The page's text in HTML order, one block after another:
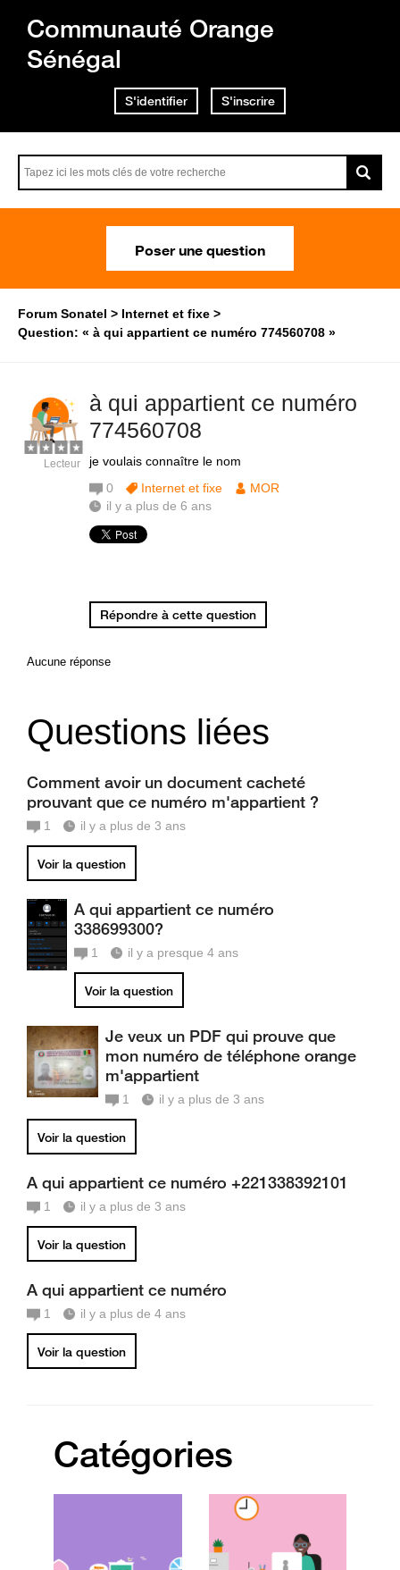
Communauté Orange
Sénégal
S'identifier S'inscrire
Poser une question
Forum Sonatel
Internet et fixe
Question: « à qui appartient ce numéro 774560708 »
à qui appartient ce numéro
774560708
je voulais connaître le nom
Lecteur
0 Internet et fixe
MOR
il y a plus de 6 ans
Répondre à cette question
Aucune réponse
Questions liées
Comment avoir un document cacheté
prouvant que ce numéro m'appartient ?
1 il y a plus de 3 ans
Voir la question
A qui appartient ce numéro
338699300?
1 il y a presque 4 ans
Voir la question
Je veux un PDF qui prouve que
mon numéro de téléphone orange
m'appartient
1 il y a plus de 3 ans
Voir la question
A qui appartient ce numéro +221338392101
1 il y a plus de 3 ans
Voir la question
A qui appartient ce numéro
1 il y a plus de 4 ans
Voir la question
Catégories